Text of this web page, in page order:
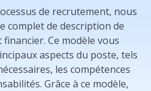
de recrutement, nous
complet de description de
Ce modèle vous
aspects du poste, tels
les compétences
Grâce à ce modèle,